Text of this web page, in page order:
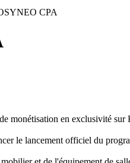
CPA
monétisation en exclusivité sur
le lancement officiel du